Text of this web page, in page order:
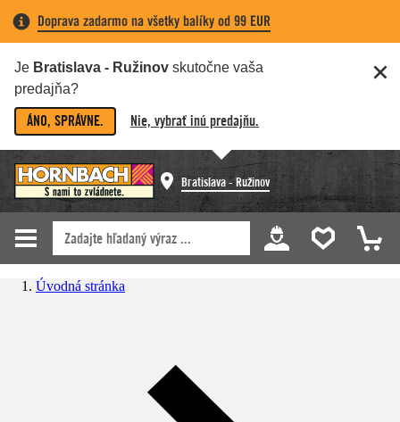
Doprava zadarmo na všetky balíky od 99 EUR
Je Bratislava - Ružinov skutočne vaša
predajňa?
ÁNO, SPRÁVNE. Nie, vybrať inú predajňu.
Bratislava - Ružinov
Úvodná stránka